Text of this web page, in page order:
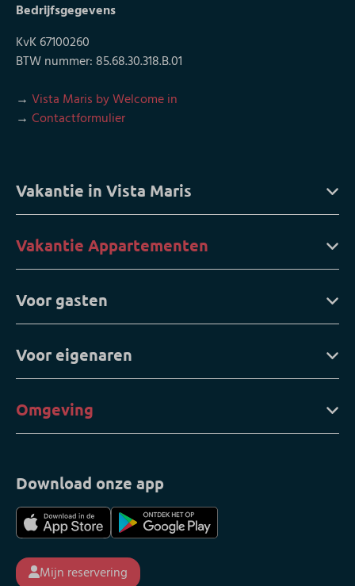
Bedrijfsgegevens
KvK 67100260
BTW nummer: 85.68.30.318.B.01
→ Vista Maris by Welcome in
→ Contactformulier
Vakantie in Vista Maris
Vakantie Appartementen
Voor gasten
Voor eigenaren
Omgeving
Download onze app
Mijn reservering